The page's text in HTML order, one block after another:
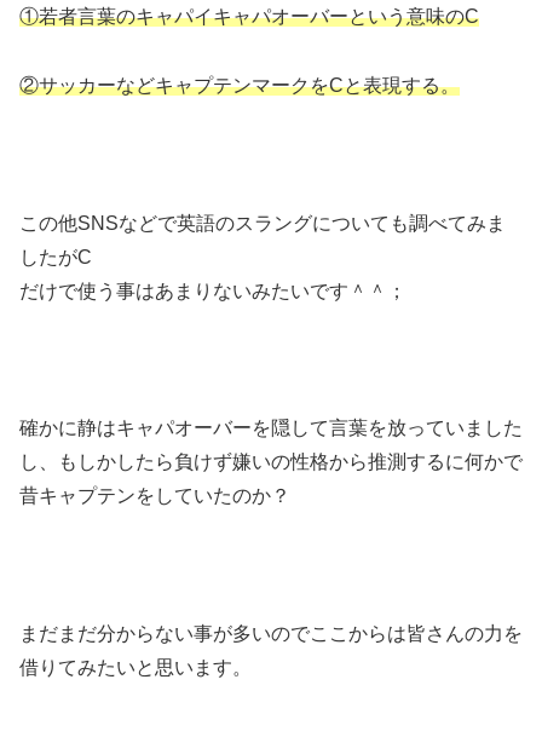
①若者言葉のキャパイキャパオーバーという意味のC
②サッカーなどキャプテンマークをCと表現する。
この他SNSなどで英語のスラングについても調べてみま
したがC
だけで使う事はあまりないみたいです＾＾；
確かに静はキャパオーバーを隠して言葉を放っていました
し、もしかしたら負けず嫌いの性格から推測するに何かで
昔キャプテンをしていたのか？
まだまだ分からない事が多いのでここからは皆さんの力を
借りてみたいと思います。